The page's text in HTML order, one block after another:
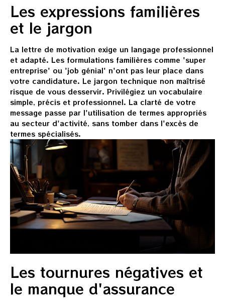
Les expressions familières
et le jargon
La lettre de motivation exige un langage professionnel
et adapté. Les formulations familières comme 'super
entreprise' ou 'job génial' n'ont pas leur place dans
votre candidature. Le jargon technique non maîtrisé
risque de vous desservir. Privilégiez un vocabulaire
simple, précis et professionnel. La clarté de votre
message passe par l'utilisation de termes appropriés
au secteur d'activité, sans tomber dans l'excès de
termes spécialisés.
Les tournures négatives et
le manque d'assurance